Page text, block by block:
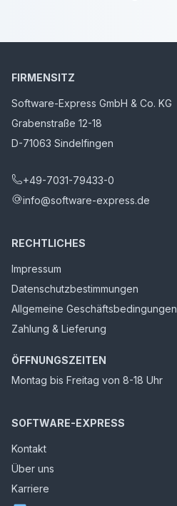
FIRMENSITZ
Software-Express GmbH & Co. KG
Grabenstraße 12-18
D-71063 Sindelfingen
+49-7031-79433-0
info@software-express.de
RECHTLICHES
Impressum
Datenschutzbestimmungen
Allgemeine Geschäftsbedingungen
Zahlung & Lieferung
ÖFFNUNGSZEITEN
Montag bis Freitag von 8-18 Uhr
SOFTWARE-EXPRESS
Kontakt
Über uns
Karriere